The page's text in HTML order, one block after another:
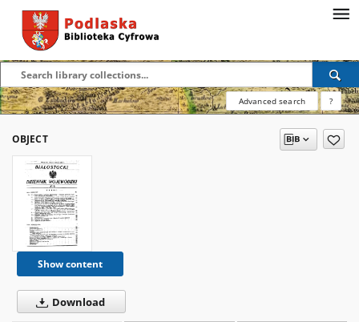
Advanced search ?
OBJECT
Show content
Download